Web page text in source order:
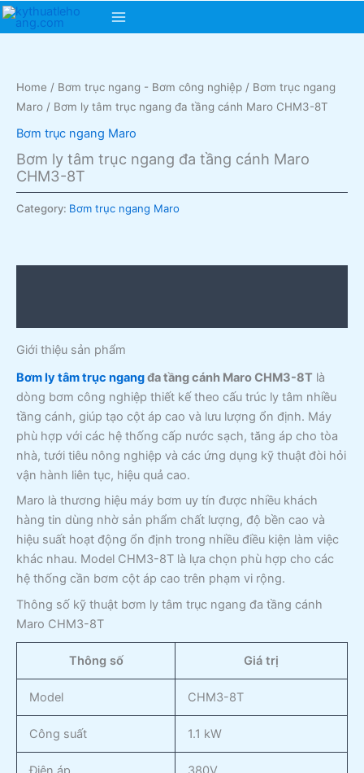
Skip
Main
Home / Bơm trục ngang - Bơm công nghiệp / Bơm trục ngang
Maro / Bơm ly tâm trục ngang đa tầng cánh Maro CHM3-8T
Bơm trục ngang Maro
Bơm ly tâm trục ngang đa tầng cánh Maro
CHM3-8T
Category: Bơm trục ngang Maro
Giới thiệu sản phẩm
Bơm ly tâm trục ngangđa tầng cánh Maro CHM3-8T là
dòng bơm công nghiệp thiết kế theo cấu trúc ly tâm nhiều
tầng cánh, giúp tạo cột áp cao và lưu lượng ổn định. Máy
phù hợp với các hệ thống cấp nước sạch, tăng áp cho tòa
nhà, tưới tiêu nông nghiệp và các ứng dụng kỹ thuật đòi hỏi
vận hành liên tục, hiệu quả cao.
Maro là thương hiệu máy bơm uy tín được nhiều khách
hàng tin dùng nhờ sản phẩm chất lượng, độ bền cao và
hiệu suất hoạt động ổn định trong nhiều điều kiện làm việc
khác nhau. Model CHM3-8T là lựa chọn phù hợp cho các
hệ thống cần bơm cột áp cao trên phạm vi rộng.
Thông số kỹ thuật bơm ly tâm trục ngang đa tầng cánh
Maro CHM3-8T
Thông số Giá trị
Model CHM3-8T
Công suất 1.1 kW